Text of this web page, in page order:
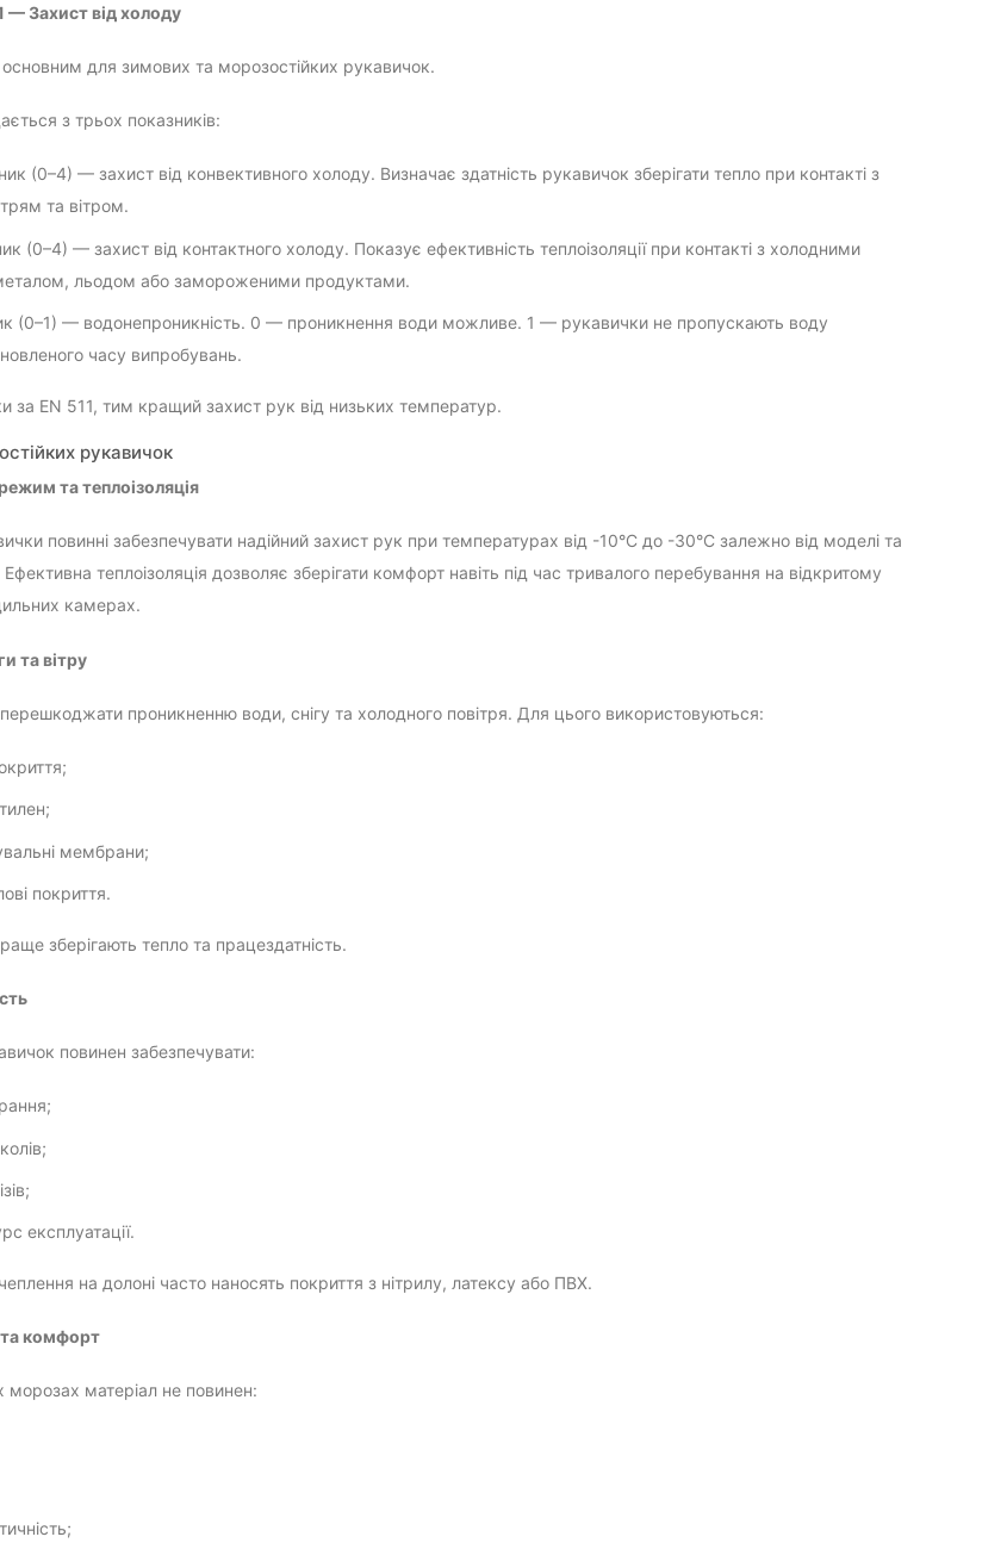
— Захист від холоду
для зимових та морозостійких рукавичок.
з трьох показників:
(0–4) — захист від конвективного холоду. Визначає здатність рукавичок зберігати тепло при контакті з
та вітром.
(0–4) — захист від контактного холоду. Показує ефективність теплоізоляції при контакті з холодними
льодом або замороженими продуктами.
(0–1) — водонепроникність. 0 — проникнення води можливе. 1 — рукавички не пропускають воду
часу випробувань.
за EN 511, тим кращий захист рук від низьких температур.
рукавичок
та теплоізоляція
повинні забезпечувати надійний захист рук при температурах від -10°C до -30°C залежно від моделі та
теплоізоляція дозволяє зберігати комфорт навіть під час тривалого перебування на відкритому
камерах.
та вітру
перешкоджати проникненню води, снігу та холодного повітря. Для цього використовуються:
мембрани;
покриття.
зберігають тепло та працездатність.
повинен забезпечувати:
експлуатації.
на долоні часто наносять покриття з нітрилу, латексу або ПВХ.
та комфорт
морозах матеріал не повинен: